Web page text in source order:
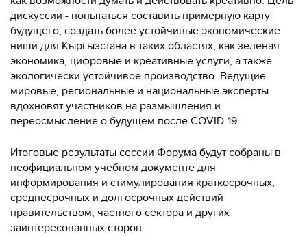
дискуссии - попытаться составить примерную карту
будущего, создать более устойчивые экономические
ниши для Кыргызстана в таких областях, как зеленая
экономика, цифровые и креативные услуги, а также
экологически устойчивое производство. Ведущие
мировые, региональные и национальные эксперты
вдохновят участников на размышления и
переосмысление о будущем после COVID-19.
Итоговые результаты сессии Форума будут собраны в
неофициальном учебном документе для
информирования и стимулирования краткосрочных,
среднесрочных и долгосрочных действий
правительством, частного сектора и других
заинтересованных сторон.